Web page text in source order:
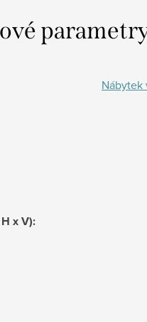
Nábytek
x V):